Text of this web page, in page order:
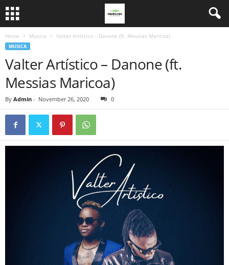
Home Musica Valter Artístico – Danone (ft. Messias Maricoa)
MUSICA
Valter Artístico – Danone (ft.
Messias Maricoa)
By Admin - November 26, 2020 0